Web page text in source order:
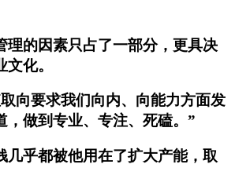
理的因素只占了一部分，更具决
化。
向要求我们向内、向能力方面发
，做到专业、专注、死磕。”
几乎都被他用在了扩大产能，取